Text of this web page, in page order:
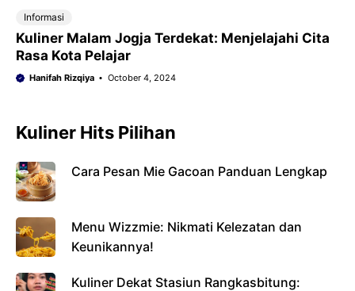
Informasi
Kuliner Malam Jogja Terdekat: Menjelajahi Cita
Rasa Kota Pelajar
Hanifah Rizqiya October 4, 2024
Kuliner Hits Pilihan
Cara Pesan Mie Gacoan Panduan Lengkap
Menu Wizzmie: Nikmati Kelezatan dan
Keunikannya!
Kuliner Dekat Stasiun Rangkasbitung: